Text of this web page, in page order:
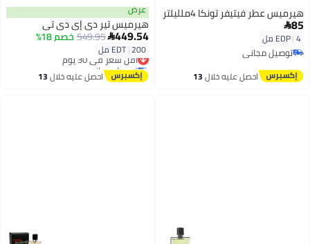
هيرميس عطر فيتيفر تونكا 4ملليلتر
85
EDP|4 مل
توصيل مجاني
توصيل مجاني
احصل عليه خلال13
اغسطس
عرض
هيرميس تير دي إي دي تي
449.54
549.95خصم 18%
EDT|200 ملأقل سعر في 30 يوم
توصيل مجاني
أقل سعر في 30 يوماحصل عليه خلال13
اغسطس